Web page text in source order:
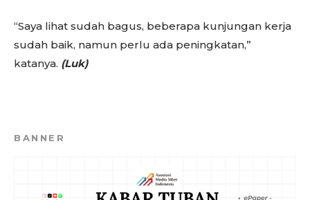
“Saya lihat sudah bagus, beberapa kunjungan kerja
sudah baik, namun perlu ada peningkatan,”
katanya. (Luk)
BANNER